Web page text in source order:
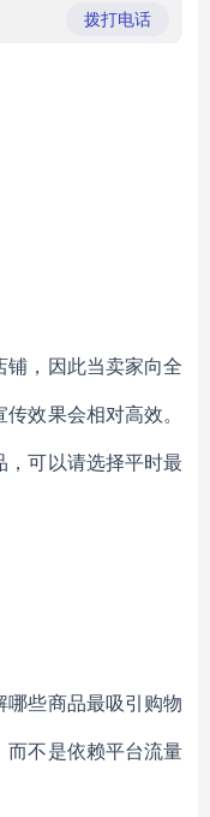
拨打电话
铺，因此当卖家向全
效果会相对高效。
，可以请选择平时最
哪些商品最吸引购物
而不是依赖平台流量